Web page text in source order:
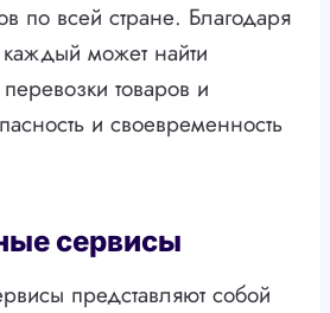
по всей стране. Благодаря
может найти
товаров и
и своевременность
сервисы
представляют собой